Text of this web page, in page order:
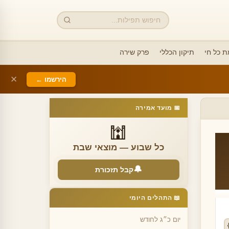
חיפוש
כל חי תיקון הכללי פרק שירה
הירשמו ← ✕
📅 מועד אמירה
🕍
כל שבוע — מוצאי שבת
🔔קבל תזכורת
🔔 הגדרת תזכורת
📖 התהלים היומי
יום כ״ג לחודש